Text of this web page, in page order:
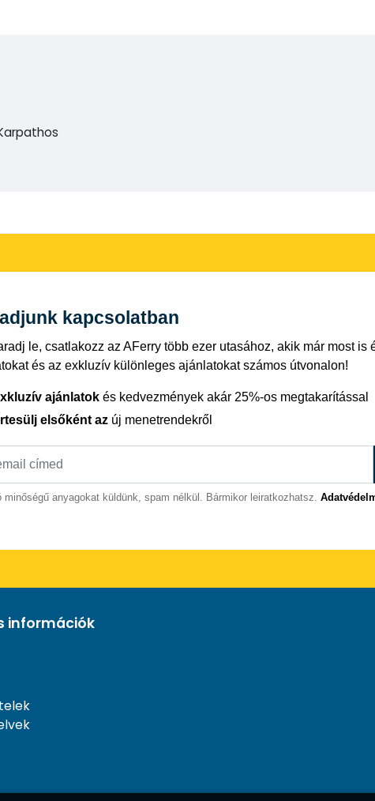
kapcsolatban
le, csatlakozz az AFerry több ezer utasához, akik már most is
és az exkluzív különleges ajánlatokat számos útvonalon!
ajánlatok és kedvezmények akár 25%-os megtakarítással
elsőként az új menetrendekről
minőségű anyagokat küldünk, spam nélkül. Bármikor leiratkozhatsz.
információk